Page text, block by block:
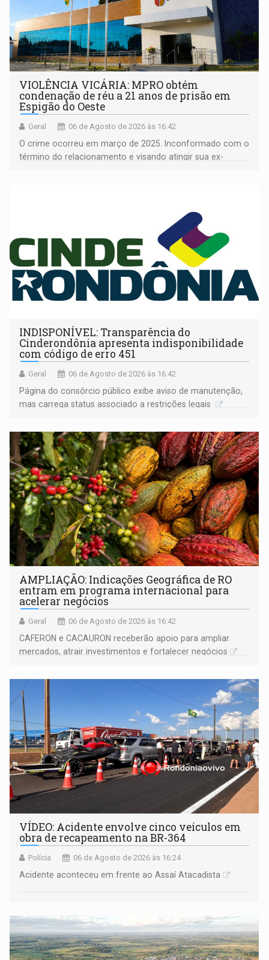
VIOLÊNCIA VICÁRIA: MPRO obtém
condenação de réu a 21 anos de prisão em
Espigão do Oeste
Geral 06 de Agosto de 2026 às 16:42
O crime ocorreu em março de 2025. Inconformado com o
término do relacionamento e visando atingir sua ex-
INDISPONÍVEL: Transparência do
Cinderondônia apresenta indisponibilidade
com código de erro 451
Geral 06 de Agosto de 2026 às 16:42
Página do consórcio público exibe aviso de manutenção,
mas carrega status associado a restrições legais
AMPLIAÇÃO: Indicações Geográfica de RO
entram em programa internacional para
acelerar negócios
Geral 06 de Agosto de 2026 às 16:42
CAFERON e CACAURON receberão apoio para ampliar
mercados, atrair investimentos e fortalecer negócios
VÍDEO: Acidente envolve cinco veículos em
obra de recapeamento na BR-364
Polícia 06 de Agosto de 2026 às 16:24
Acidente aconteceu em frente ao Assaí Atacadista